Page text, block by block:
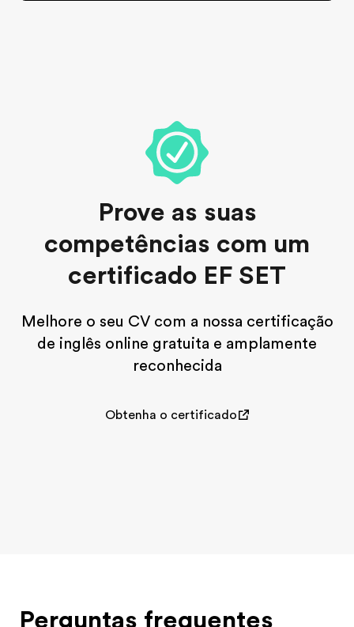
Prove as suas
competências com um
certificado EF SET
Melhore o seu CV com a nossa certificação
de inglês online gratuita e amplamente
reconhecida
Obtenha o certificado
Perguntas frequentes